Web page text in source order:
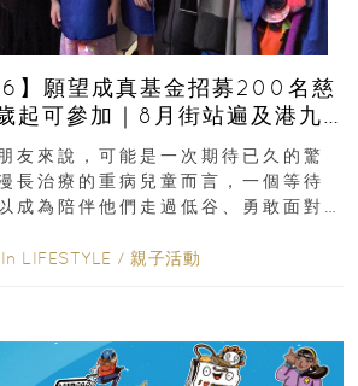
】願望成真基金招募200名慈
起可參加｜8月街站遍及港九
友來說，可能是一次期待已久的驚
長治療的重病兒童而言，一個等待
成為陪伴他們走過低谷、勇敢面對
In LIFESTYLE / 親子活動